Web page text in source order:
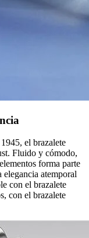
el brazalete
Fluido y cómodo,
forma parte
atemporal
con el brazalete
con el brazalete